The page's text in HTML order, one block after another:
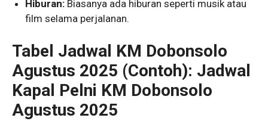
Hiburan: Biasanya ada hiburan seperti musik atau
film selama perjalanan.
Tabel Jadwal KM Dobonsolo
Agustus 2025 (Contoh): Jadwal
Kapal Pelni KM Dobonsolo
Agustus 2025